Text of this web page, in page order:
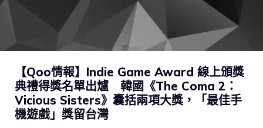
【Qoo情報】Indie Game Award 線上頒獎
典禮得獎名單出爐 韓國《The Coma 2：
Vicious Sisters》囊括兩項大獎，「最佳手
機遊戲」獎留台灣